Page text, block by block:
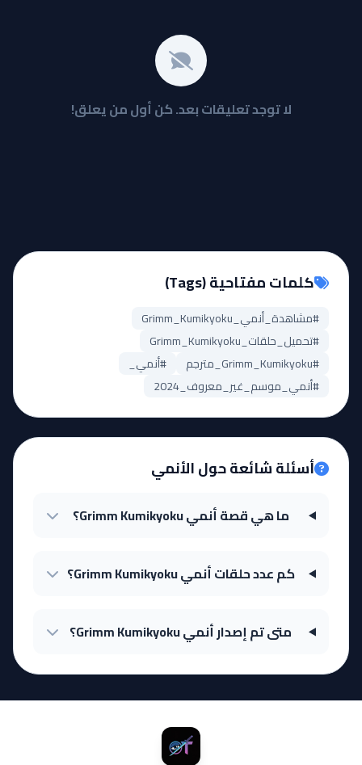
لا توجد تعليقات بعد. كن أول من يعلق!
كلمات مفتاحية (Tags)
#مشاهدة_أنمي_Grimm_Kumikyoku
#تحميل_حلقات_Grimm_Kumikyoku
#Grimm_Kumikyoku_مترجم
#أنمي_
#أنمي_موسم_غير_معروف_2024
أسئلة شائعة حول الأنمي
ما هي قصة أنمي Grimm Kumikyoku؟
كم عدد حلقات أنمي Grimm Kumikyoku؟
متى تم إصدار أنمي Grimm Kumikyoku؟